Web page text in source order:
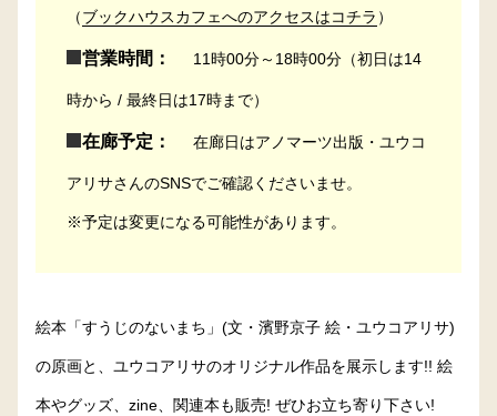
（ブックハウスカフェへのアクセスはコチラ ）
営業時間： 11時00分～18時00分（初日は14
時から / 最終日は17時まで）
在廊予定： 在廊日はアノマーツ出版・ユウコ
アリサさんのSNSでご確認くださいませ。
※予定は変更になる可能性があります。
絵本「すうじのないまち」(文・濱野京子 絵・ユウコアリサ)
の原画と、ユウコアリサのオリジナル作品を展示します!! 絵
本やグッズ、zine、関連本も販売! ぜひお立ち寄り下さい!